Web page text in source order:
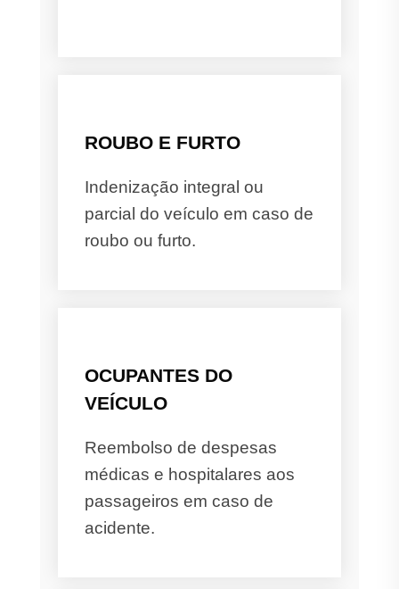
ROUBO E FURTO
Indenização integral ou
parcial do veículo em caso de
roubo ou furto.
OCUPANTES DO
VEÍCULO
Reembolso de despesas
médicas e hospitalares aos
passageiros em caso de
acidente.